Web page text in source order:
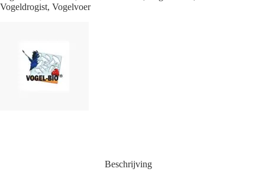
Vogeldrogist, Vogelvoer
Beschrijving